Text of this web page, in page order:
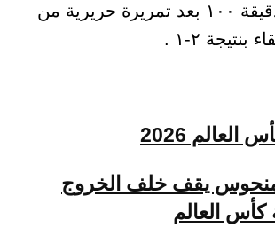
تريزيجيه في الدقيقة ١٠٠ بعد تمريرة حريرية من
٢-١ .
العالم 2026
منحوس يقف خلف الخروج
كأس العالم